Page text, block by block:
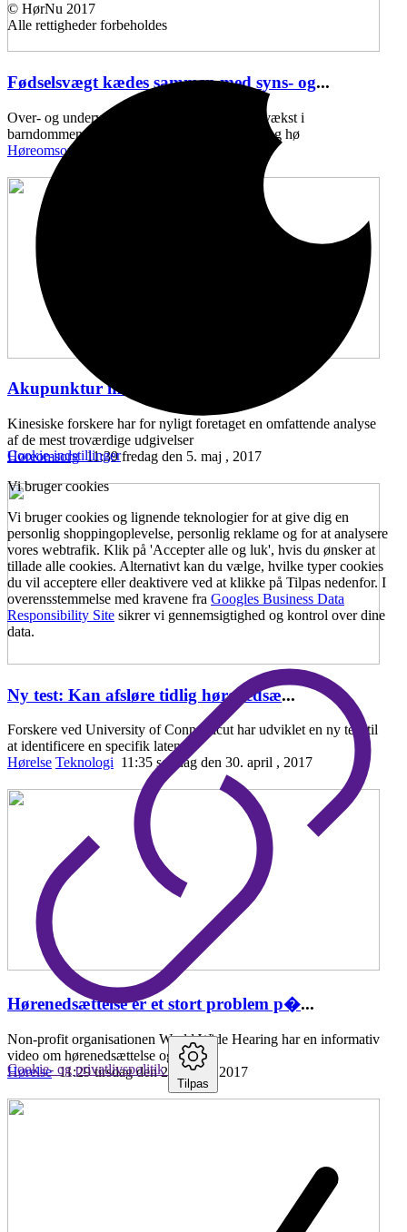
Fødselsvægt kædes sammen med syns- og...
Over- og undervægt ved fødslen, samt ringe vækst i
barndommen, kan kædes sammen med syns- og hø
Høreomsorg
11:43 onsdag den 10. maj , 2017
Akupunktur mod hørenedsættelse
Kinesiske forskere har for nyligt foretaget en omfattende analyse
af de mest troværdige udgivelser
Høreomsorg 11:39 fredag den 5. maj , 2017
Ny test: Kan afsløre tidlig hørenedsæ...
Forskere ved University of Connecticut har udviklet en ny test til
at identificere en specifik laten
Hørelse Teknologi 11:35 søndag den 30. april , 2017
Hørenedsættelse er et stort problem p�...
Non-profit organisationen World Wide Hearing har en informativ
video om hørenedsættelse og fordele
Hørelse 11:29 tirsdag den 25. april , 2017
© HørNu 2017
Alle rettigheder forbeholdes
Cookie-indstillinger
Vi bruger cookies
Vi bruger cookies og lignende teknologier for at give dig en
personlig shoppingoplevelse, personlig reklame og for at analysere
vores webtrafik. Klik på 'Accepter alle og luk', hvis du ønsker at
tillade alle cookies. Alternativt kan du vælge, hvilke typer cookies
du vil acceptere eller deaktivere ved at klikke på Tilpas nedenfor. I
overensstemmelse med kravene fra Googles Business Data
Responsibility Site sikrer vi gennemsigtighed og kontrol over dine
data.
Cookie- og privatlivspolitik
Tilpas